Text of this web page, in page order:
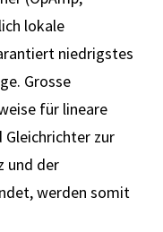
lokale
niedrigstes
Grosse
für lineare
zur
und der
werden somit